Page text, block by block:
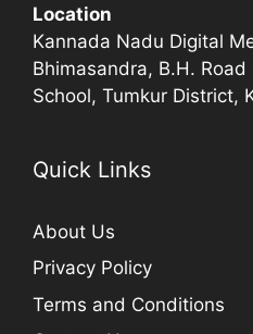
Location
Kannada Nadu Digital
Bhimasandra, B.H.
School, Tumkur District,
Quick Links
About Us
Privacy Policy
Terms and Conditions